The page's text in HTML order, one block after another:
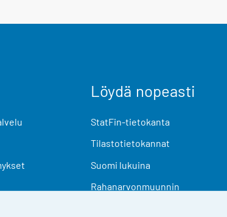
Löydä nopeasti
StatFin-tietokanta
Tilastotietokannat
Suomi lukuina
Rahanarvonmuunnin